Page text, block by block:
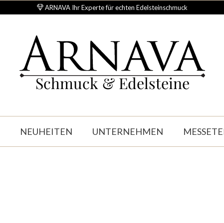
ARNAVA Ihr Experte für echten Edelsteinschmuck
Schmuck & Edelsteine
NEUHEITEN UNTERNEHMEN